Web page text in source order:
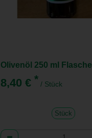
Olivenöl 250 ml Flasche
8,40 € * / Stück
Stück
Anzahl